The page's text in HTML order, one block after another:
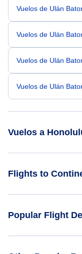
Vuelos de Ulán
Vuelos de Ulán
Vuelos de Ulán
Vuelos de Ulán
Vuelos a
Vuelos de Shanghai
Flights to
Popular Flight